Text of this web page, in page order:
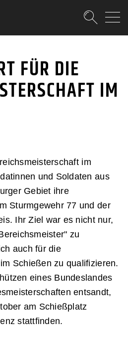
FÜR DIE
FÜR DIE
IM
im
und Soldaten aus
Gebiet ihre
Sturmgewehr 77 und der
Ihr Ziel war es nicht nur,
zu
auch für die
Schießen zu qualifizieren.
eines Bundeslandes
entsandt,
am Schießplatz
stattfinden.